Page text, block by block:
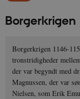
Borgerkrigen 1146-
tronstridigheder
der var begyndt med
Magnussen, der var
Nielsen, som Erik